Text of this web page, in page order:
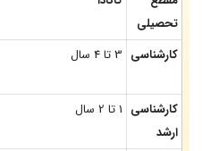
تحصیلی
کارشناسی 3 تا 4 سال
کارشناسی
ارشد
1 تا 2 سال